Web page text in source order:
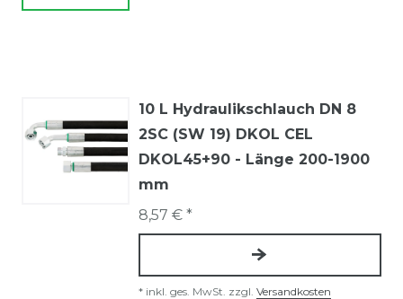
10 L Hydraulikschlauch DN 8
2SC (SW 19) DKOL CEL
DKOL45+90 - Länge 200-1900
mm
8,57 € *
* inkl. ges. MwSt. zzgl. Versandkosten